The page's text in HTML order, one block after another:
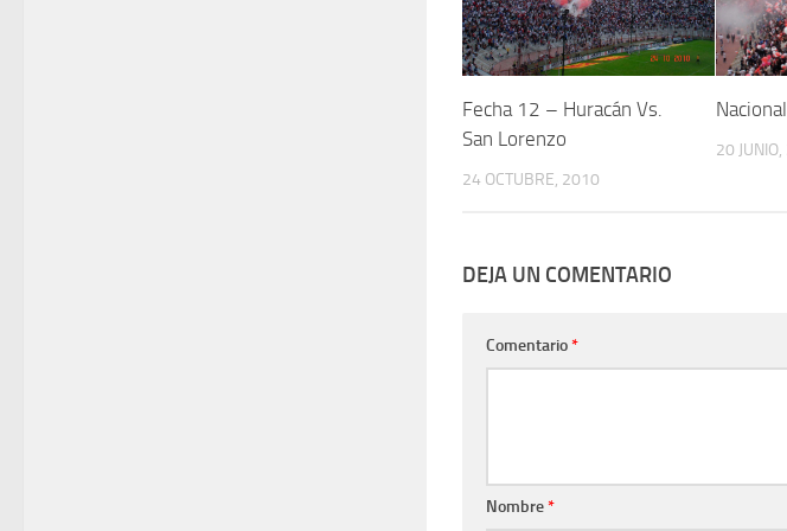
Fecha 12 – Huracán Vs.
San Lorenzo
24 OCTUBRE, 2010
20
DEJA UN COMENTARIO
Comentario*
Nombre*